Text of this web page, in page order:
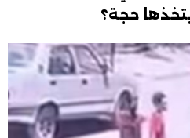
حجة؟